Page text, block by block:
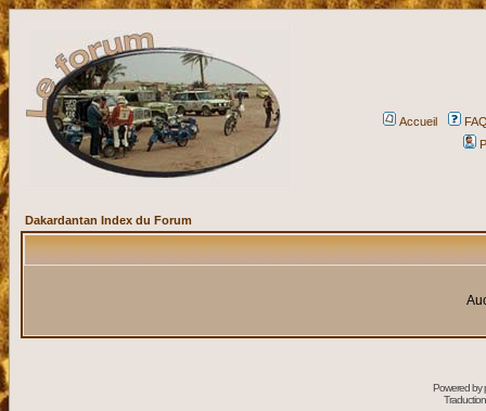
Accueil
Dakardantan Index du Forum
Powered by